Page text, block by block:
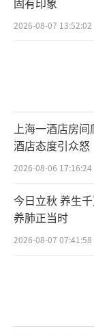
2026-08-07 13:52:02
上海一酒店房
酒店态度引众怒
2026-08-06 17:16:24
今日立秋 养生
养肺正当时
2026-08-07 07:41:58